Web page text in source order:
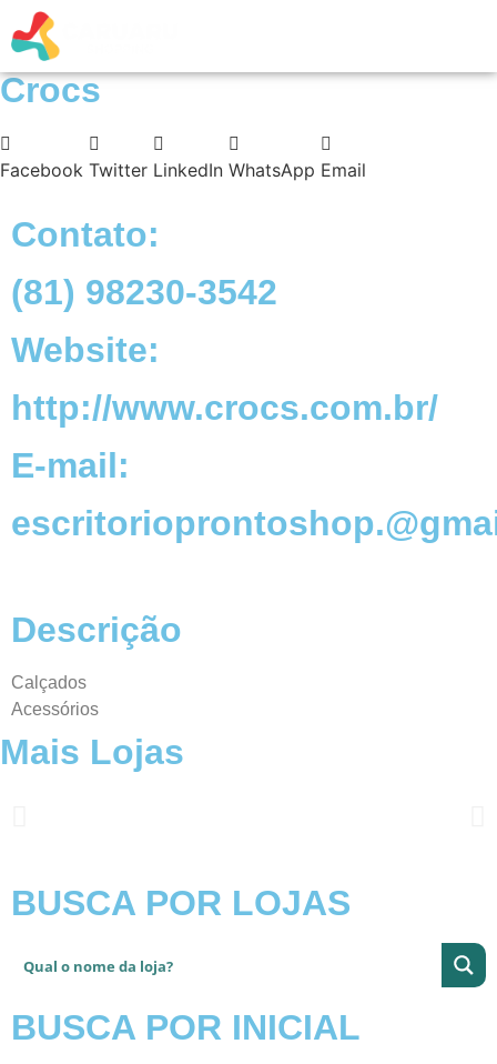
Crocs
Facebook Twitter LinkedIn WhatsApp Email
Contato:
(81) 98230-3542
Website:
http://www.crocs.com.br/
E-mail:
Descrição
Calçados
Acessórios
Mais Lojas
BUSCA POR LOJAS
BUSCA POR INICIAL